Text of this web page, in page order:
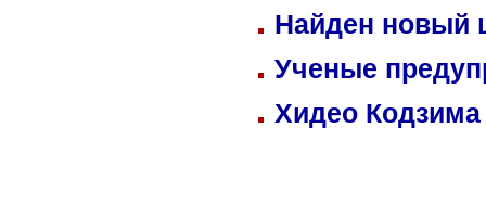
Найден
Ученые
Хидео